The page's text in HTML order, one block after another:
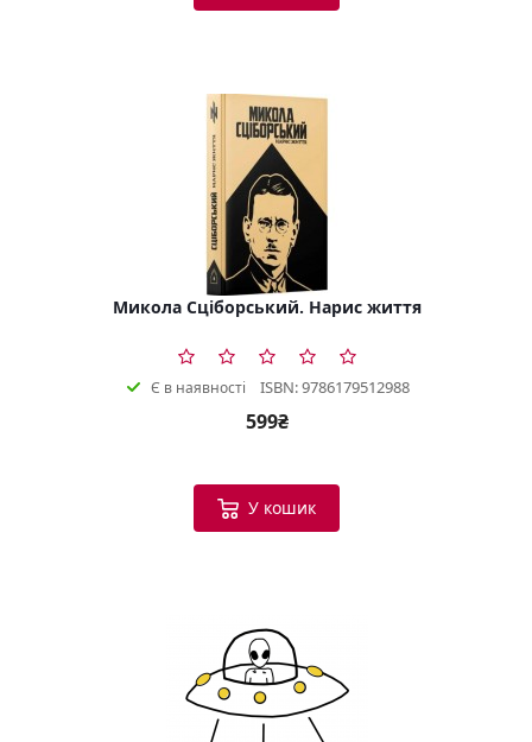
Микола Сціборський. Нарис життя
Є в наявності ISBN: 9786179512988
599₴
У кошик